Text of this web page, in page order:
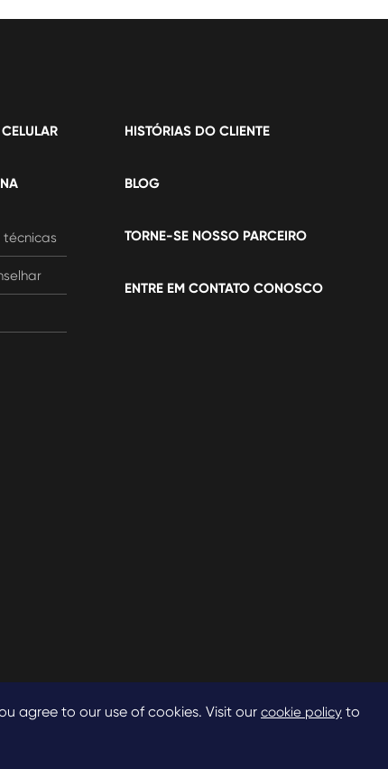
técnicas
HISTÓRIAS DO CLIENTE
BLOG
TORNE-SE NOSSO PARCEIRO
ENTRE EM CONTATO CONOSCO
agree to our use of cookies. Visit our cookie policy to